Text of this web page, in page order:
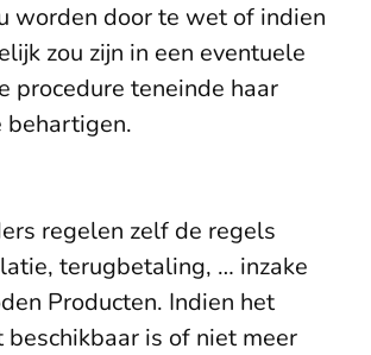
worden door te wet of indien
zou zijn in een eventuele
procedure teneinde haar
behartigen.
regelen zelf de regels
terugbetaling, … inzake
Producten. Indien het
beschikbaar is of niet meer